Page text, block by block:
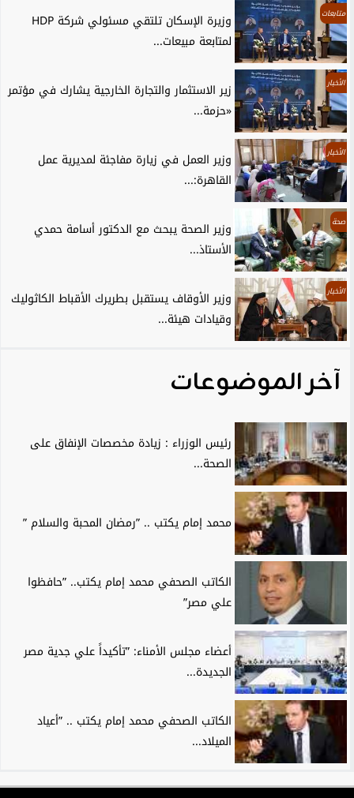
متابعات
وزيرة الإسكان تلتقي مسئولي شركة HDP
لمتابعة مبيعات...
الأخبار
زير الاستثمار والتجارة الخارجية يشارك في مؤتمر
«حزمة...
الأخبار
وزير العمل في زيارة مفاجئة لمديرية عمل
القاهرة:...
صحة
وزير الصحة يبحث مع الدكتور أسامة حمدي
الأستاذ...
الأخبار
وزير الأوقاف يستقبل بطريرك الأقباط الكاثوليك
وقيادات هيئة...
آخر الموضوعات
رئيس الوزراء : زيادة مخصصات الإنفاق على
الصحة...
محمد إمام يكتب .. ”رمضان المحبة والسلام ”
الكاتب الصحفي محمد إمام يكتب.. ”حافظوا
علي مصر”
أعضاء مجلس الأمناء: ”تأكيداً علي جدية مصر
الجديدة...
الكاتب الصحفي محمد إمام يكتب .. ”أعياد
الميلاد...